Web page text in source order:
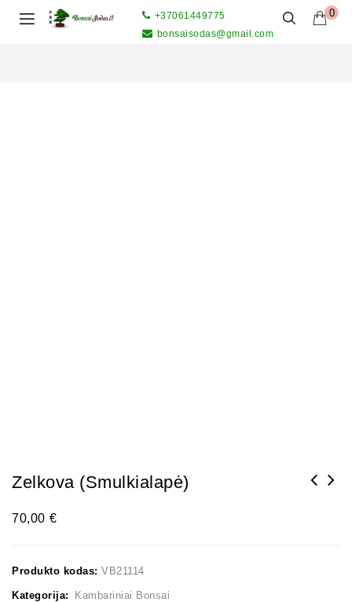
0
+37061449775
bonsaisodas@gmail.com
Zelkova (smulkialapė)
70,00 €
Produkto kodas: VB21114
Kategorija: Kambariniai Bonsai